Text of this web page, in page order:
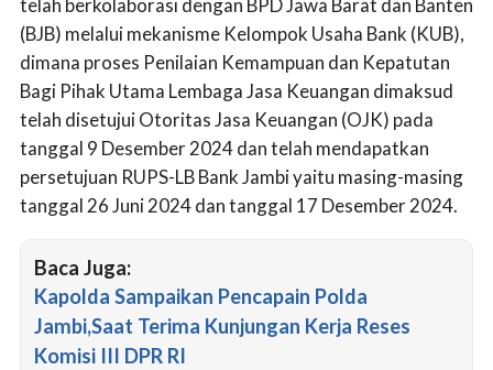
telah berkolaborasi dengan BPD Jawa Barat dan Banten
(BJB) melalui mekanisme Kelompok Usaha Bank (KUB),
dimana proses Penilaian Kemampuan dan Kepatutan
Bagi Pihak Utama Lembaga Jasa Keuangan dimaksud
telah disetujui Otoritas Jasa Keuangan (OJK) pada
tanggal 9 Desember 2024 dan telah mendapatkan
persetujuan RUPS-LB Bank Jambi yaitu masing-masing
tanggal 26 Juni 2024 dan tanggal 17 Desember 2024.
Baca Juga:
Kapolda Sampaikan Pencapain Polda
Jambi,Saat Terima Kunjungan Kerja Reses
Komisi III DPR RI